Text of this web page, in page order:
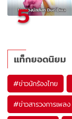
5
แท็กยอดนิยม
#ข่าวนักร้องไทย
#ข่าวสารวงการเพลง